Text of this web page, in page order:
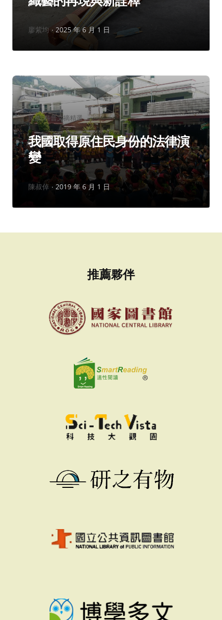
作
廖紫均 2025 年 6 月 1 日
分
類：
民族 科普文摘精選
我國取得原住民身份的法律演
變
作
陳叔倬 2019 年 6 月 1 日
推薦夥伴